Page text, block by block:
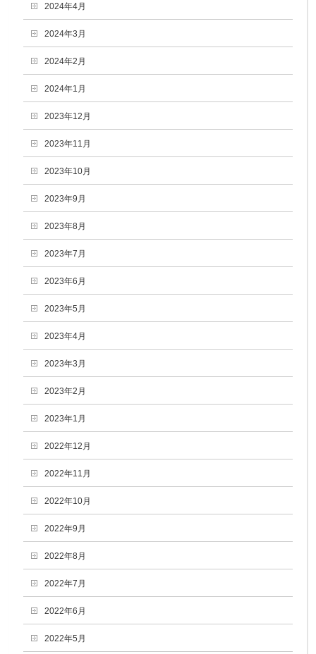
2024年4月
2024年3月
2024年2月
2024年1月
2023年12月
2023年11月
2023年10月
2023年9月
2023年8月
2023年7月
2023年6月
2023年5月
2023年4月
2023年3月
2023年2月
2023年1月
2022年12月
2022年11月
2022年10月
2022年9月
2022年8月
2022年7月
2022年6月
2022年5月